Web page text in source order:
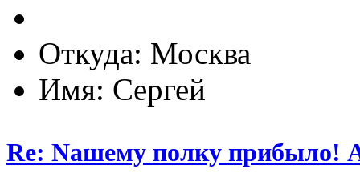
Откуда: Москва
Имя: Сергей
Re: Nашему полку прибыло!